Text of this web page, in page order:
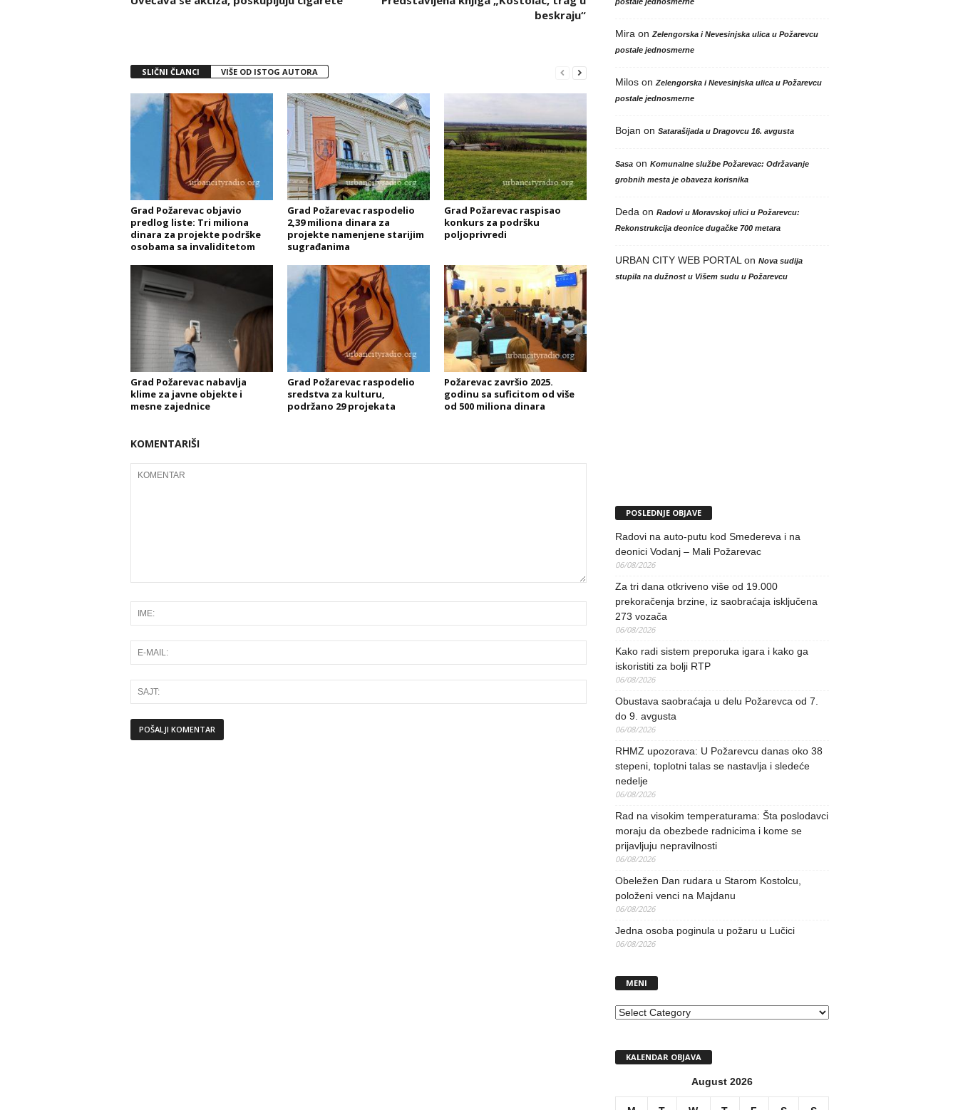
beskraju“
SLIČNI ČLANCI VIŠE OD ISTOG AUTORA
Grad Požarevac objavio
predlog liste: Tri miliona
dinara za projekte podrške
osobama sa invaliditetom
Grad Požarevac raspodelio
2,39 miliona dinara za
projekte namenjene starijim
sugrađanima
Grad Požarevac raspisao
konkurs za podršku
poljoprivredi
Grad Požarevac nabavlja
klime za javne objekte i
mesne zajednice
Grad Požarevac raspodelio
sredstva za kulturu,
podržano 29 projekata
Požarevac završio 2025.
godinu sa suficitom od više
od 500 miliona dinara
KOMENTARIŠI
Mira on Zelengorska i Nevesinjska ulica u Požarevcu
postale jednosmerne
Miloson Zelengorska i Nevesinjska ulica u Požarevcu
postale jednosmerne
Bojan on Satarašijada u Dragovcu 16. avgusta
Sasaon Komunalne službe Požarevac: Održavanje
grobnih mesta je obaveza korisnika
Deda on Radovi u Moravskoj ulici u Požarevcu:
Rekonstrukcija deonice dugačke 700 metara
URBAN CITY WEB PORTAL on Nova sudija
stupila na dužnost u Višem sudu u Požarevcu
POSLEDNJE OBJAVE
Radovi na auto-putu kod Smedereva i na
deonici Vodanj – Mali Požarevac
06/08/2026
Za tri dana otkriveno više od 19.000
prekoračenja brzine, iz saobraćaja isključena
273 vozača
06/08/2026
Kako radi sistem preporuka igara i kako ga
iskoristiti za bolji RTP
06/08/2026
Obustava saobraćaja u delu Požarevca od 7.
do 9. avgusta
06/08/2026
RHMZ upozorava: U Požarevcu danas oko 38
stepeni, toplotni talas se nastavlja i sledeće
nedelje
06/08/2026
Rad na visokim temperaturama: Šta poslodavci
moraju da obezbede radnicima i kome se
prijavljuju nepravilnosti
06/08/2026
Obeležen Dan rudara u Starom Kostolcu,
položeni venci na Majdanu
06/08/2026
Jedna osoba poginula u požaru u Lučici
06/08/2026
MENI
MENI
KALENDAR OBJAVA
August 2026